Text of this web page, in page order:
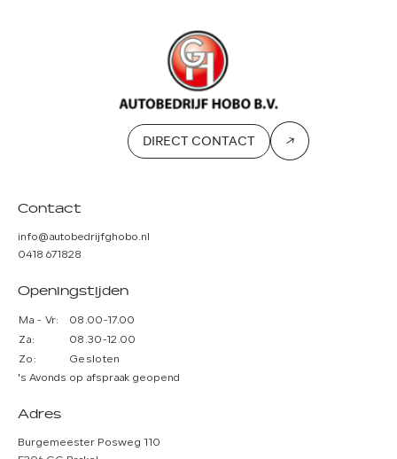
DIRECT CONTACT
Contact
info@autobedrijfghobo.nl
0418 671828
Openingstijden
Ma - Vr:
08.00-17.00
Za:
08.30-12.00
Zo:
Gesloten
's Avonds op afspraak geopend
Adres
Burgemeester Posweg 110